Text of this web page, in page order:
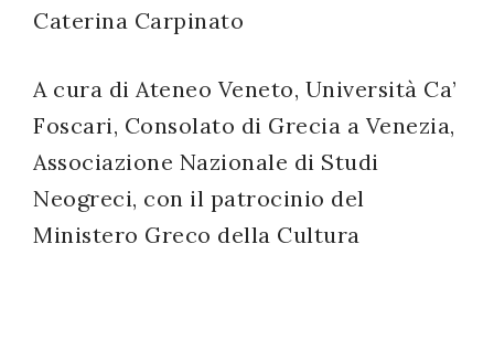
Caterina Carpinato
A cura di Ateneo Veneto, Università Ca’
Foscari, Consolato di Grecia a Venezia,
Associazione Nazionale di Studi
Neogreci, con il patrocinio del
Ministero Greco della Cultura